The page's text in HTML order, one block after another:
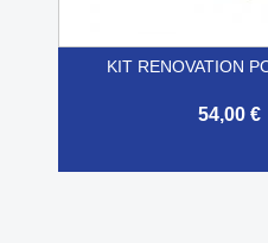
KIT RENOVATION
54,00 €